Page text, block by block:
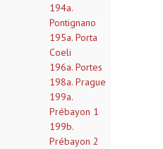
194a.
Pontignano
195a. Porta
Coeli
196a. Portes
198a. Prague
199a.
Prébayon 1
199b.
Prébayon 2